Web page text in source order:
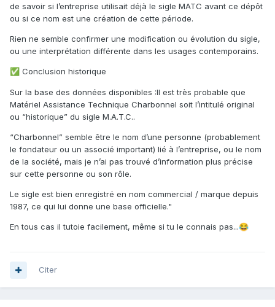
de savoir si l’entreprise utilisait déjà le sigle MATC avant ce dépôt
ou si ce nom est une création de cette période.
Rien ne semble confirmer une modification ou évolution du sigle,
ou une interprétation différente dans les usages contemporains.
✅ Conclusion historique
Sur la base des données disponibles :Il est très probable que
Matériel Assistance Technique Charbonnel soit l’intitulé original
ou “historique” du sigle M.A.T.C..
“Charbonnel” semble être le nom d’une personne (probablement
le fondateur ou un associé important) lié à l’entreprise, ou le nom
de la société, mais je n’ai pas trouvé d’information plus précise
sur cette personne ou son rôle.
Le sigle est bien enregistré en nom commercial / marque depuis
1987, ce qui lui donne une base officielle."
En tous cas il tutoie facilement, même si tu le connais pas...😂
Citer